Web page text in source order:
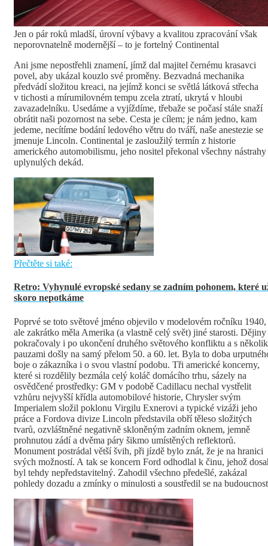
Jen o pár roků mladší, úrovní výbavy a kvalitou zpracování však
neporovnatelně modernější – to je fortelný Continental
Ani jsme nepostřehli znamení, jímž dal majitel černému krasavci
povel, aby ukázal kouzlo své proměny. Bezvadná mechanika
předvádí složitou kreaci, na jejímž konci se světlá látková střecha
v tichosti a mírumilovném tempu zcela ztratí, ukrytá v hloubi
zavazadelníku. Usedáme a vyjíždíme, třebaže se počasí stále snaží
obrátit naši pozornost na sebe. Cesta je cílem; je nám jedno, kam
jedeme, necítíme bodání ledového větru do tváří, naše anestezie se
jmenuje Lincoln. Continental je zasloužilý termín z historie
amerického automobilismu, jeho nositel překonal všechny nástrahy
uplynulých dekád.
Přečtěte si také:
Retro: Vyhynulé evropské sedany se zadním pohonem, které
skoro nepotkáme
Poprvé se toto světové jméno objevilo v modelovém ročníku 1940,
ale zakrátko měla Amerika (a vlastně celý svět) jiné starosti. Dějiny
pokračovaly i po ukončení druhého světového konfliktu a s
pauzami došly na samý přelom 50. a 60. let. Byla to doba
boje o zákazníka i o svou vlastní podobu. Tři americké koncerny,
které si rozdělily bezmála celý koláč domácího trhu, sázely na
osvědčené prostředky: GM v podobě Cadillacu nechal vystřelit
vzhůru nejvyšší křídla automobilové historie, Chrysler svým
Imperialem složil poklonu Virgilu Exnerovi a typické vizáži jeho
práce a Fordova divize Lincoln představila obří těleso složitých
tvarů, ozvláštněné negativně skloněným zadním oknem, jemně
prohnutou zádí a dvěma páry šikmo umístěných reflektorů.
Monument postrádal větší švih, při jízdě bylo znát, že je na hranici
svých možností. A tak se koncern Ford odhodlal k činu, jehož
byl tehdy nepředstavitelný. Zahodil všechno předešlé, zakázal
pohledy dozadu a zmínky o minulosti a soustředil se na